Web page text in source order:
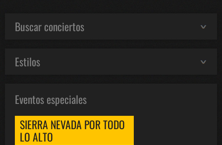
Buscar conciertos
Estilos
Eventos especiales
SIERRA NEVADA POR TODO
LO ALTO